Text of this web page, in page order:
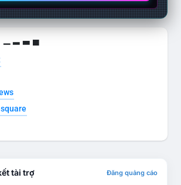
▁ ▂ ▃ ▄
tài trợ Đăng quảng cáo